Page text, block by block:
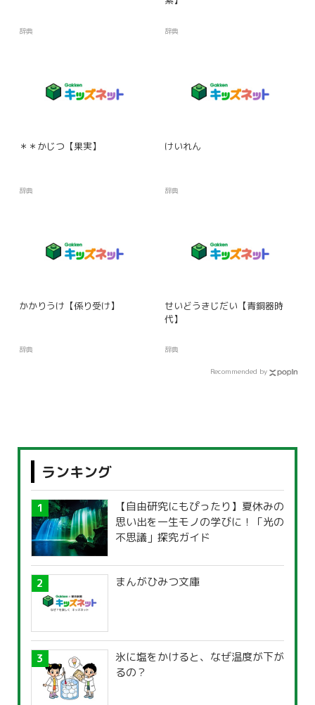
辞典 辞典
＊＊かじつ【果実】
辞典
けいれん
辞典
かかりうけ【係り受け】
辞典
せいどうきじだい【青銅器時
代】
辞典
Recommended by
ランキング
【自由研究にもぴったり】夏休みの
思い出を一生モノの学びに！「光の
不思議」探究ガイド
まんがひみつ文庫
氷に塩をかけると、なぜ温度が下が
るの？